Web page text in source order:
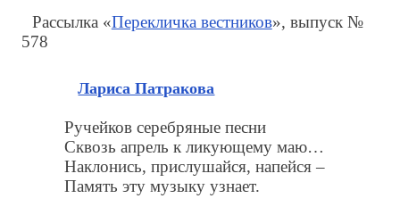
Рассылка «Перекличка вестников», выпуск №
578
Лариса Патракова
Ручейков серебряные песни
Сквозь апрель к ликующему маю…
Наклонись, прислушайся, напейся –
Память эту музыку узнает.